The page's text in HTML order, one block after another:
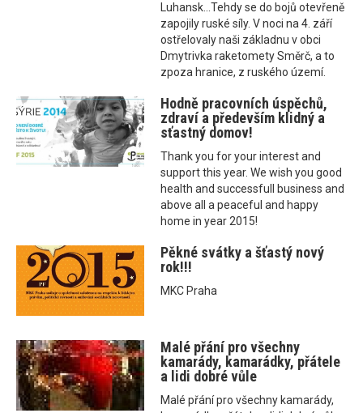
Luhansk...Tehdy se do bojů otevřeně
zapojily ruské síly. V noci na 4. září
ostřelovaly naši základnu v obci
Dmytrivka raketomety Směrč, a to
zpoza hranice, z ruského území.
Hodně pracovních úspěchů,
zdraví a především klidný a
sťastný domov!
Thank you for your interest and
support this year. We wish you good
health and successfull business and
above all a peaceful and happy
home in year 2015!
Pěkné svátky a šťastý nový
rok!!!
MKC Praha
Malé přání pro všechny
kamarády, kamarádky, přátele
a lidi dobré vůle
Malé přání pro všechny kamarády,